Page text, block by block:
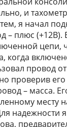
и
я начал
– плюс (+12В).
цепи,
когда
провод
проверив
– масса.
месту
надежности